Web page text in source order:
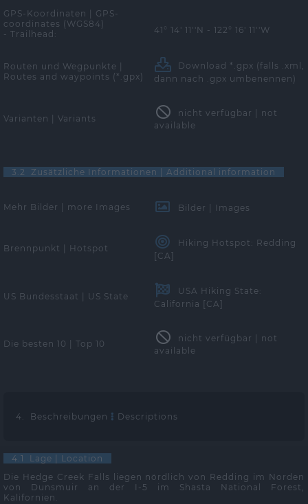
GPS-Koordinaten | GPS-
coordinates (WGS84)
- Trailhead:
41° 14' 11''N - 122° 16' 11''W
Routen und Wegpunkte |
Routes and waypoints (*.gpx)
Download *.gpx (falls .xml,
dann nach .gpx umbenennen)
Varianten | Variants
nicht verfügbar | not
available
3.2 Zusätzliche Informationen | Additional information
Mehr Bilder | more Images Bilder | Images
Brennpunkt | Hotspot
Hiking Hotspot: Redding
[CA]
US Bundesstaat | US State
USA Hiking State:
California [CA]
Die besten 10 | Top 10
nicht verfügbar | not
available
4. Beschreibungen Descriptions
4.1 Lage | Location
Die Hedge Creek Falls liegen nördlich von Redding im Norden
von Dunsmuir an der I-5 im Shasta National Forest,
Kalifornien.